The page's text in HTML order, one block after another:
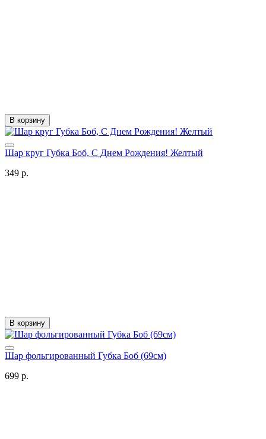
В корзину
Шар круг Губка Боб, С Днем Рождения! Желтый
349 р.
В корзину
Шар фольгированный Губка Боб (69см)
699 р.